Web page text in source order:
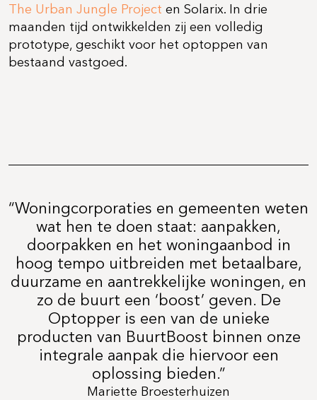
The Urban Jungle Project en Solarix. In drie
maanden tijd ontwikkelden zij een volledig
prototype, geschikt voor het optoppen van
bestaand vastgoed.
“Woningcorporaties en gemeenten weten
wat hen te doen staat: aanpakken,
doorpakken en het woningaanbod in
hoog tempo uitbreiden met betaalbare,
duurzame en aantrekkelijke woningen, en
zo de buurt een ‘boost’ geven. De
Optopper is een van de unieke
producten van BuurtBoost binnen onze
integrale aanpak die hiervoor een
oplossing bieden.”
Mariette Broesterhuizen